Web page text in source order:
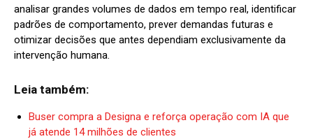
analisar grandes volumes de dados em tempo real, identificar
padrões de comportamento, prever demandas futuras e
otimizar decisões que antes dependiam exclusivamente da
intervenção humana.
Leia também:
Buser compra a Designa e reforça operação com IA que
já atende 14 milhões de clientes